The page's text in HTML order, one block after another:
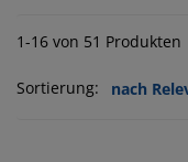
1-16 von 51 Produkten
Sortierung: